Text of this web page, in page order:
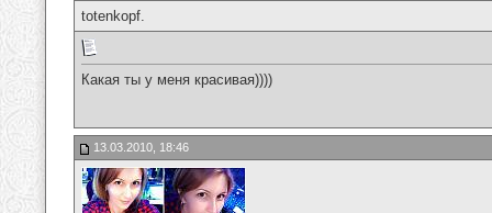
totenkopf.
Какая ты у меня красивая))))
13.03.2010, 18:46